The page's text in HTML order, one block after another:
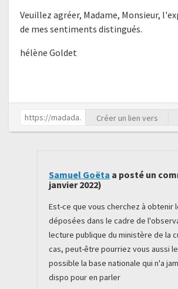
Veuillez agréer, Madame, Monsieur,
de mes sentiments distingués.
hélène Goldet
Créer un lien vers
Samuel Goëta a posté un
janvier 2022)
Est-ce que vous cherchez à obtenir
déposées dans le cadre de
lecture publique du ministère de la
cas, peut-être pourriez vous aussi
possible la base nationale qui n'a
dispo pour en parler